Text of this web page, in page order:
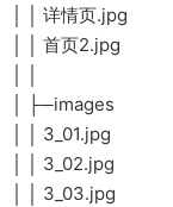
│ │ 详情页.jpg
│ │ 首页2.jpg
│ ├─images
│ │ 3_01.jpg
│ │ 3_02.jpg
│ │ 3_03.jpg